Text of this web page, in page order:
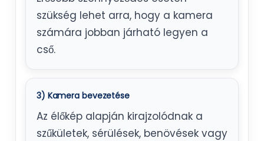
szükség lehet arra, hogy a kamera
számára jobban járható legyen a
cső.
3) Kamera bevezetése
Az élőkép alapján kirajzolódnak a
szűkületek, sérülések, benövések vagy